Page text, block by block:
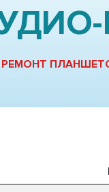
РЕМОНТ